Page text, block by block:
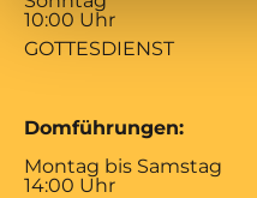
10:00 Uhr
GOTTESDIENST
Domführungen:
Montag bis Samstag
14:00 Uhr